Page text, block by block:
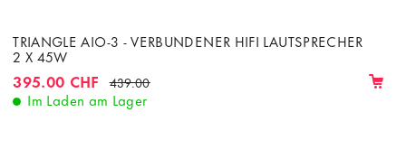
TRIANGLE AIO-3 - VERBUNDENER HIFI LAUTSPRECHER
2 X 45W
395.00 CHF 439.00
Im Laden am Lager